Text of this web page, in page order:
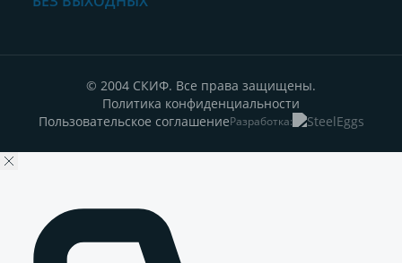
© 2004 СКИФ. Все права защищены.
Политика конфиденциальности
Пользовательское соглашениеРазработка: